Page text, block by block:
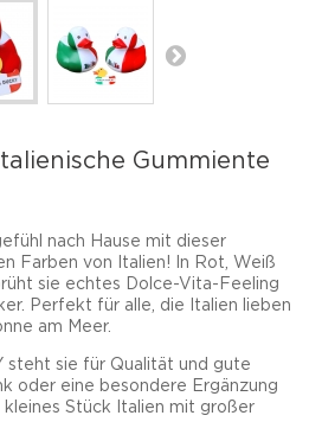
Gummiente
nach Hause mit dieser
Farben von
Italien ! In Rot, Weiß
sie echtes Dolce-Vita-Feeling
Perfekt für alle, die Italien lieben
am Meer.
steht sie für Qualität und gute
oder eine besondere Ergänzung
kleines Stück Italien mit großer